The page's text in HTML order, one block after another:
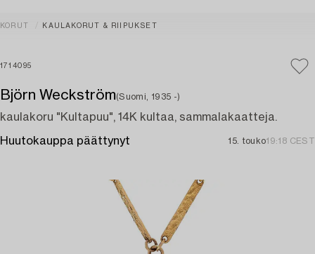
KORUT KAULAKORUT & RIIPUKSET
1714095
Björn Weckström(Suomi, 1935 -)
kaulakoru "Kultapuu", 14K kultaa, sammalakaatteja.
Huutokauppa päättynyt 15. touko19:18 CEST